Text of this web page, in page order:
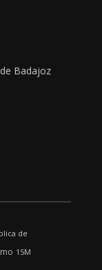
Badajoz
de
15M